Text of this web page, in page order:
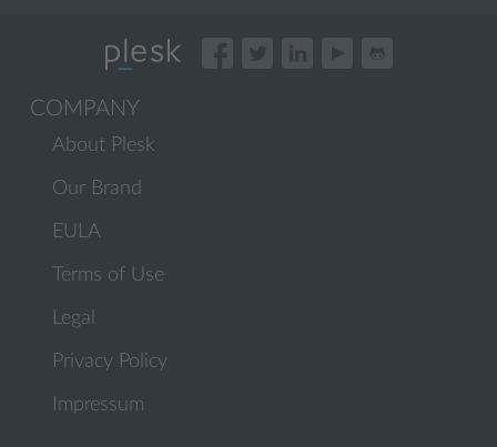
COMPANY
About Plesk
Our Brand
EULA
Terms of Use
Legal
Privacy Policy
Impressum